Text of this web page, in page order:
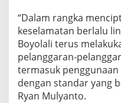
d
a
p
P
n
g
“Dalam rangka
keselamatan berlalu
Boyolali terus
pelanggaran-
termasuk
dengan standar yang
Ryan Mulyanto.